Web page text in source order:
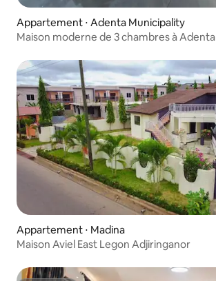
Appartement ⋅ Adenta Municipality
Maison moderne de 3 chambres à Adenta
Appartement ⋅ Madina
Maison Aviel East Legon Adjiringanor